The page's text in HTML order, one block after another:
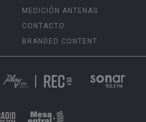
MEDICIÓN ANTENAS
CONTACTO
BRANDED CONTENT